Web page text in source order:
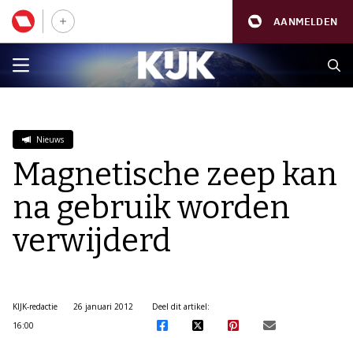
AANMELDEN
Nieuws
Magnetische zeep kan
na gebruik worden
verwijderd
KIJK-redactie
26 januari 2012
16:00
Deel dit artikel: